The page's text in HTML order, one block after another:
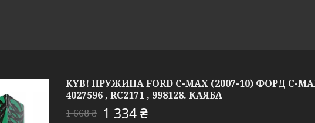
KYB! ПРУЖИНА FORD C-MAX (2007-10) ФОРД С-
4027596 , RC2171 , 998128. КАЯБА
1 668 ₴ 1 334 ₴